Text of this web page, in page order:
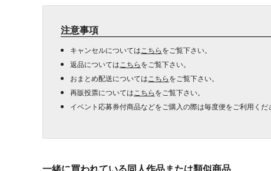
注意事項
キャンセルについては こちらをご覧下さい。
返品については こちらをご覧下さい。
おまとめ配送については こちらをご覧下さい。
再販投票については こちらをご覧下さい。
イベント応募券付商品などをご購入の際は毎度便をご利用くだ